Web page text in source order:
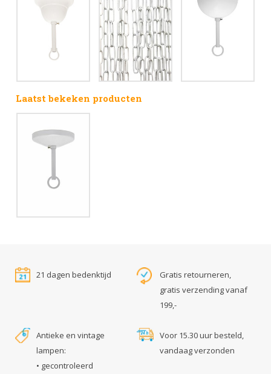
Laatst bekeken producten
21 dagen bedenktijd
Gratis retourneren,
gratis verzending vanaf
199,-
Antieke en vintage
lampen:
• gecontroleerd
Voor 15.30 uur besteld,
vandaag verzonden